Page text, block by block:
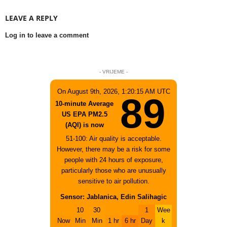
LEAVE A REPLY
Log in to leave a comment
- VRIJEME -
On August 9th, 2026, 1:20:15 AM UTC
10-minute Average
US EPA PM2.5
(AQI) is now
89
51-100: Air quality is acceptable.
However, there may be a risk for some
people with 24 hours of exposure,
particularly those who are unusually
sensitive to air pollution.
Sensor: Jablanica, Edin Salihagic
Now
10
Min
30
Min
1 hr 6 hr
1
Day
Wee
k